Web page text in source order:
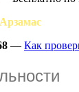
Арзамас
— Как